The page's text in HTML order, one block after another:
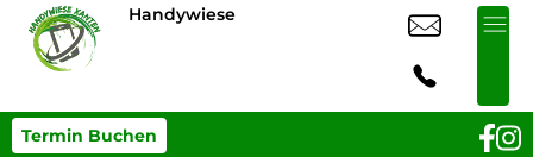
Handywiese
Termin Buchen